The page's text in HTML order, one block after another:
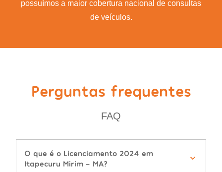
possuímos a maior cobertura nacional de consultas
de veículos.
Perguntas frequentes
FAQ
O que é o Licenciamento 2024 em
Itapecuru Mirim - MA?